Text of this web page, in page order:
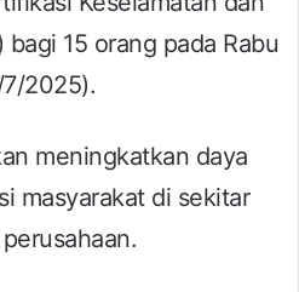
15 orang pada Rabu
2025).
meningkatkan daya
masyarakat di sekitar